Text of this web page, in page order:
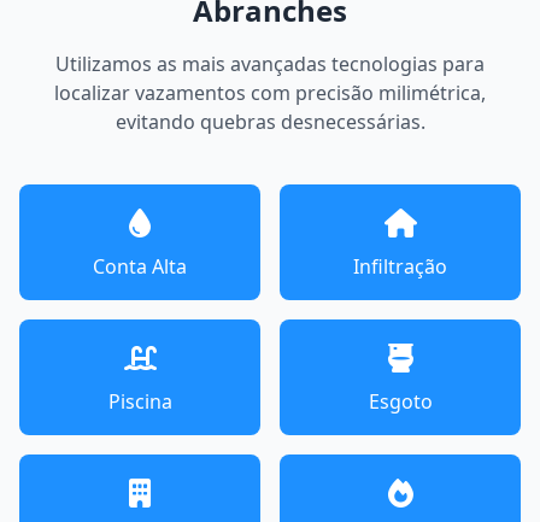
Abranches
Utilizamos as mais avançadas tecnologias para
localizar vazamentos com precisão milimétrica,
evitando quebras desnecessárias.
Conta Alta Infiltração
Piscina Esgoto